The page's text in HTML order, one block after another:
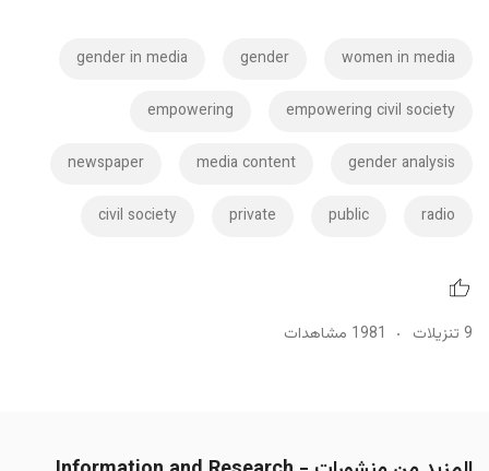
women in media
gender
gender in media
empowering civil society
empowering
gender analysis
media content
newspaper
radio
public
private
civil society
9 تنزيلات 1981 مشاهدات